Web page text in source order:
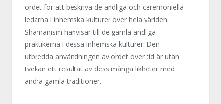
ordet för att beskriva de andliga och ceremoniella
ledarna i inhemska kulturer över hela världen.
Shamanism hänvisar till de gamla andliga
praktikerna i dessa inhemska kulturer. Den
utbredda användningen av ordet över tid är utan
tvekan ett resultat av dess många likheter med
andra gamla traditioner.